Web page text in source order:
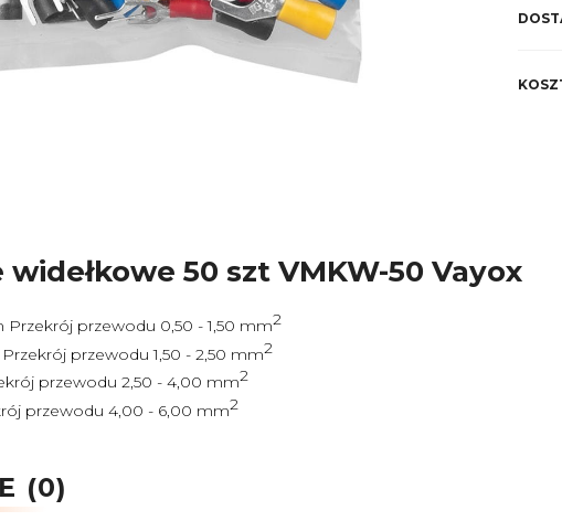
50 szt VMKW-50 Vayox
przewodu 0,50 - 1,50 mm2
przewodu 1,50 - 2,50 mm2
przewodu 2,50 - 4,00 mm2
przewodu 4,00 - 6,00 mm2
(0)